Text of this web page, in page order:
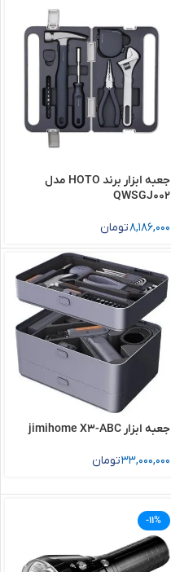
جعبه ابزار برند HOTO مدل
QWSGJ002
8,186,000تومان
جعبه ابزار jimihome X3-ABC
33,000,000تومان
-11%